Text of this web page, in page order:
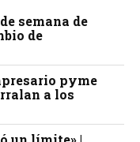
semana de
de
pyme
a los